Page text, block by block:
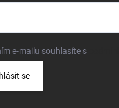
e-mailu souhlasíte s
se